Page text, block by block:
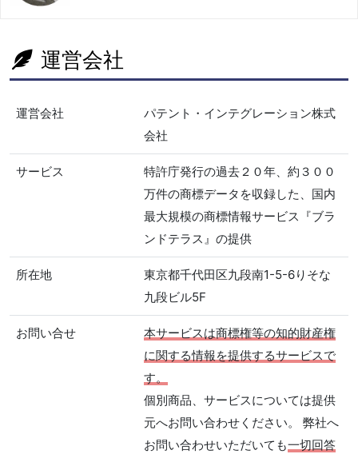
運営会社
運営会社
パテント・インテグレーション株式
会社
サービス
特許庁発行の過去２０年、約３００
万件の商標データを収録した、国内
最大規模の商標情報サービス『ブラ
ンドテラス』の提供
所在地
東京都千代田区九段南1-5-6りそな
九段ビル5F
お問い合せ
本サービスは商標権等の知的財産権
に関する情報を提供するサービスで
す。
個別商品、サービスについては提供
元へお問い合わせください。 弊社へ
お問い合わせいただいても一切回答